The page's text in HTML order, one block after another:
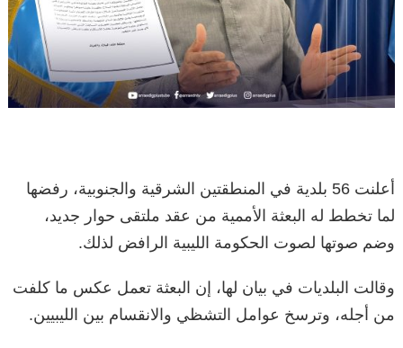
أعلنت 56 بلدية في المنطقتين الشرقية والجنوبية، رفضها
لما تخطط له البعثة الأممية من عقد ملتقى حوار جديد،
وضم صوتها لصوت الحكومة الليبية الرافض لذلك.
وقالت البلديات في بيان لها، إن البعثة تعمل عكس ما كلفت
من أجله، وترسخ عوامل التشظي والانقسام بين الليبيين.